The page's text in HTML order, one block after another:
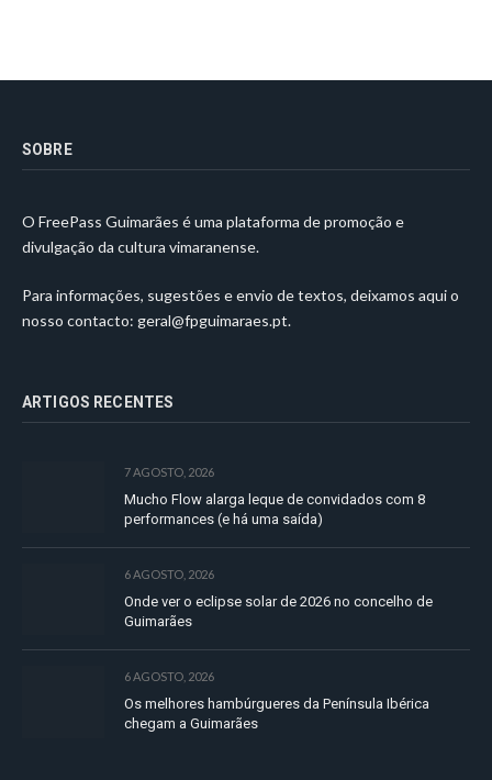
SOBRE
O FreePass Guimarães é uma plataforma de promoção e
divulgação da cultura vimaranense.
Para informações, sugestões e envio de textos, deixamos aqui o
nosso contacto: geral@fpguimaraes.pt.
ARTIGOS RECENTES
7 AGOSTO, 2026
Mucho Flow alarga leque de convidados com 8
performances (e há uma saída)
6 AGOSTO, 2026
Onde ver o eclipse solar de 2026 no concelho de
Guimarães
6 AGOSTO, 2026
Os melhores hambúrgueres da Península Ibérica
chegam a Guimarães